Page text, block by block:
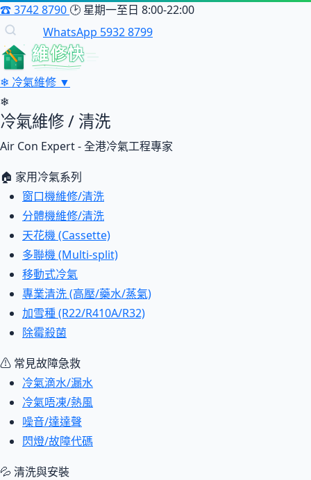
☎3742 8790 🕑 星期一至日 8:00-22:00
WhatsApp 5932 8799
維修快
❄ 冷氣維修 ▼
❄
冷氣維修 / 清洗
Air Con Expert - 全港冷氣工程專家
🏠 家用冷氣系列
窗口機維修/清洗
分體機維修/清洗
天花機 (Cassette)
多聯機 (Multi-split)
移動式冷氣
專業清洗 (高壓/藥水/蒸氣)
加雪種 (R22/R410A/R32)
除霉殺菌
⚠ 常見故障急救
冷氣滴水/漏水
冷氣唔凍/熱風
噪音/達達聲
閃燈/故障代碼
💦 清洗與安裝